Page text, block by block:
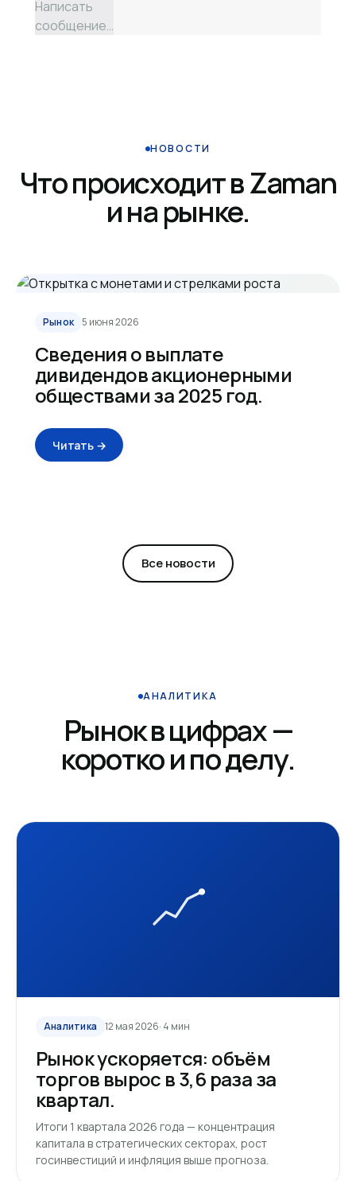
Написать
сообщение…
НОВОСТИ
Что происходит в Zaman
и на рынке.
Рынок 5 июня 2026
Сведения о выплате
дивидендов акционерными
обществами за 2025 год.
Читать →
Все новости
АНАЛИТИКА
Рынок в цифрах —
коротко и по делу.
Аналитика 12 мая 2026· 4 мин
Рынок ускоряется: объём
торгов вырос в 3,6 раза за
квартал.
Итоги 1 квартала 2026 года — концентрация
капитала в стратегических секторах, рост
госинвестиций и инфляция выше прогноза.